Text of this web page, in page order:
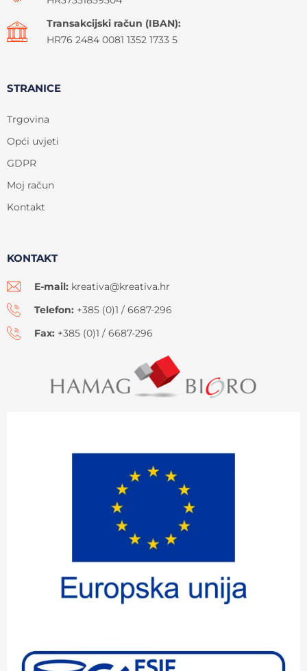
Transakcijski račun (IBAN):
HR76 2484 0081 1352 1733 5
STRANICE
Trgovina
Opći uvjeti
GDPR
Moj račun
Kontakt
KONTAKT
E-mail: kreativa@kreativa.hr
Telefon: +385 (0)1 / 6687-296
Fax: +385 (0)1 / 6687-296